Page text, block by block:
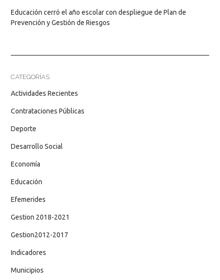
Educación cerró el año escolar con despliegue de Plan de
Prevención y Gestión de Riesgos
CATEGORÍAS
Actividades Recientes
Contrataciones Públicas
Deporte
Desarrollo Social
Economía
Educación
Efemerides
Gestion 2018-2021
Gestion2012-2017
Indicadores
Municipios